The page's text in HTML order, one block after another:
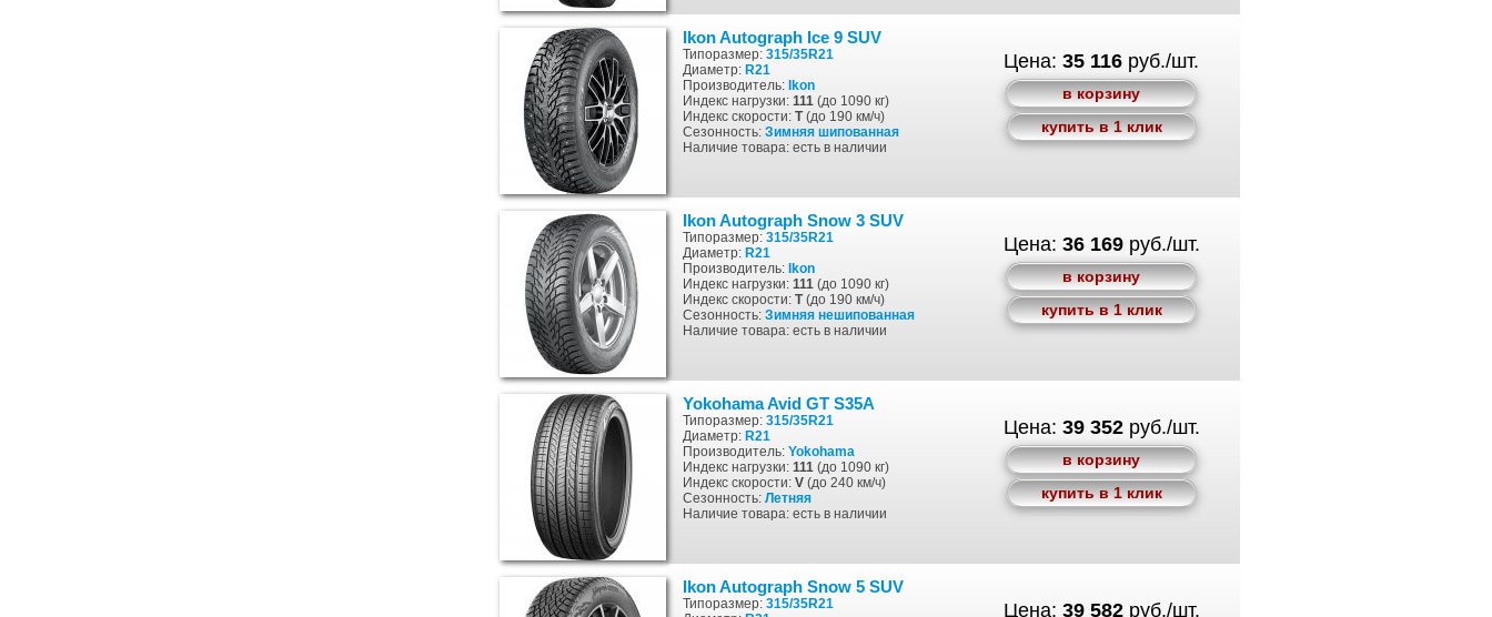
Ikon Autograph Ice 9 SUV
Типоразмер: 315/35R21
Диаметр: R21
Производитель: Ikon
Индекс нагрузки: 111 (до 1090 кг)
Индекс скорости: T(до 190 км/ч)
Сезонность: Зимняя шипованная
Наличие товара: есть в наличии
Цена: 35 116 руб./шт.
в корзину
купить в 1 клик
Ikon Autograph Snow 3 SUV
Типоразмер: 315/35R21
Диаметр: R21
Производитель: Ikon
Индекс нагрузки: 111 (до 1090 кг)
Индекс скорости: T(до 190 км/ч)
Сезонность: Зимняя нешипованная
Наличие товара: есть в наличии
Цена: 36 169руб./шт.
в корзину
купить в 1 клик
Yokohama Avid GT S35A
Типоразмер: 315/35R21
Диаметр: R21
Производитель: Yokohama
Индекс нагрузки: 111 (до 1090 кг)
Индекс скорости: V (до 240 км/ч)
Сезонность: Летняя
Наличие товара: есть в наличии
Цена: 39 352руб./шт.
в корзину
купить в 1 клик
Ikon Autograph Snow 5 SUV
Типоразмер: 315/35R21
Цена: 39 582руб./шт.